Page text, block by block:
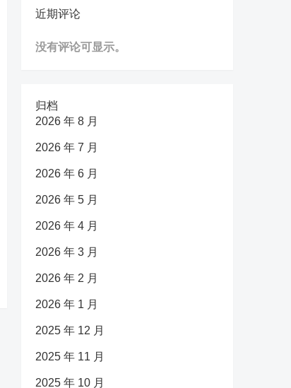
近期评论
没有评论可显示。
归档
2026 年 8 月
2026 年 7 月
2026 年 6 月
2026 年 5 月
2026 年 4 月
2026 年 3 月
2026 年 2 月
2026 年 1 月
2025 年 12 月
2025 年 11 月
2025 年 10 月